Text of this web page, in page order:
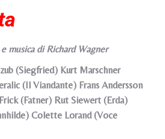
musica di Richard Wagner
(Siegfried) Kurt Marschner
(Il Viandante) Frans Andersson
(Fatner) Rut Siewert (Erda)
Colette Lorand (Voce